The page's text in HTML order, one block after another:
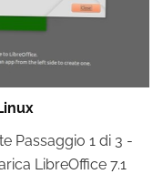
Passaggio 1 di 3 -
LibreOffice 7.1